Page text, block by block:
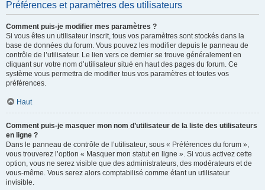
Préférences et paramètres des utilisateurs
Comment puis-je modifier mes paramètres ?
Si vous êtes un utilisateur inscrit, tous vos paramètres sont stockés dans la
base de données du forum. Vous pouvez les modifier depuis le panneau de
contrôle de l’utilisateur. Le lien vers ce dernier se trouve généralement en
cliquant sur votre nom d’utilisateur situé en haut des pages du forum. Ce
système vous permettra de modifier tous vos paramètres et toutes vos
préférences.
Haut
Comment puis-je masquer mon nom d’utilisateur de la liste des utilisateurs
en ligne ?
Dans le panneau de contrôle de l’utilisateur, sous « Préférences du forum »,
vous trouverez l’option « Masquer mon statut en ligne ». Si vous activez cette
option, vous ne serez visible que des administrateurs, des modérateurs et de
vous-même. Vous serez alors comptabilisé comme étant un utilisateur
invisible.